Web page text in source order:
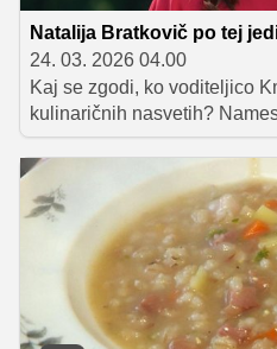
Natalija Bratkovič po tej
24. 03. 2026 04.00
Kaj se zgodi, ko voditeljico
kulinaričnih nasvetih?
odgovor, ki razbije vse
Simpatična Natalija
svojih pravilih.